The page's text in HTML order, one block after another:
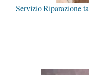
Servizio Riparazione